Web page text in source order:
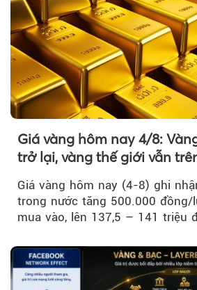
Giá vàng hôm nay 4/8:
trở lại, vàng thế giới vẫn
Giá vàng hôm nay (4-8) ghi
trong nước tăng 500.000 đồng/
mua vào, lên 137,5 – 141 triệu
trì trên ngưỡng 4.000 USD/